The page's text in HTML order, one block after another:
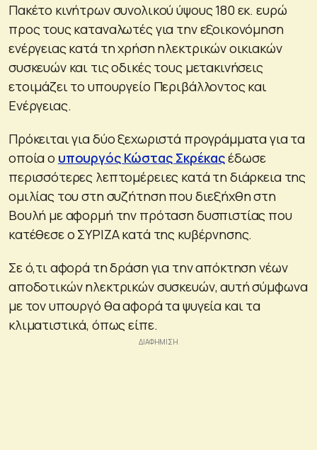
Πακέτο κινήτρων συνολικού ύψους 180 εκ. ευρώ
προς τους καταναλωτές για την εξοικονόμηση
ενέργειας κατά τη χρήση ηλεκτρικών οικιακών
συσκευών και τις οδικές τους μετακινήσεις
ετοιμάζει το υπουργείο Περιβάλλοντος και
Ενέργειας.
Πρόκειται για δύο ξεχωριστά προγράμματα για τα
οποία ο υπουργός Κώστας Σκρέκαςέδωσε
περισσότερες λεπτομέρειες κατά τη διάρκεια της
ομιλίας του στη συζήτηση που διεξήχθη στη
Βουλή με αφορμή την πρόταση δυσπιστίας που
κατέθεσε ο ΣΥΡΙΖΑ κατά της κυβέρνησης.
Σε ό,τι αφορά τη δράση για την απόκτηση νέων
αποδοτικών ηλεκτρικών συσκευών, αυτή σύμφωνα
με τον υπουργό θα αφορά τα ψυγεία και τα
κλιματιστικά, όπως είπε.